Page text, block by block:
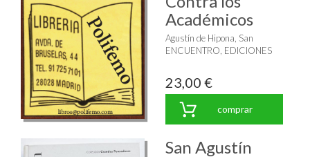
Académicos
Agustín de Hipona, San
ENCUENTRO, EDICIONES
23,00 €
comprar
San Agustín